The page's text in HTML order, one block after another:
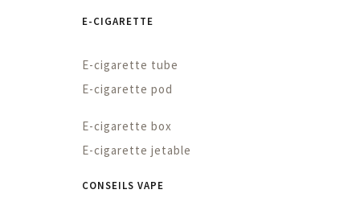
E-CIGARETTE
E-cigarette tube
E-cigarette pod
E-cigarette box
E-cigarette jetable
CONSEILS VAPE